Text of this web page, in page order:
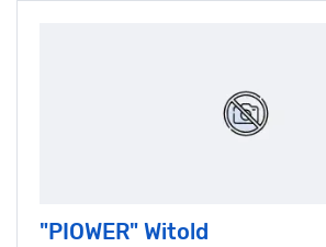
"PIOWER" Witold